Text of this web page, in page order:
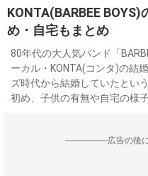
KONTA(BARBEE
め・自宅もまとめ
80年代の大人気バンド「
ーカル・KONTA(コンタ)の結
ズ時代から結婚していたとい
初め、子供の有無や自宅の様
--------------------広告の後